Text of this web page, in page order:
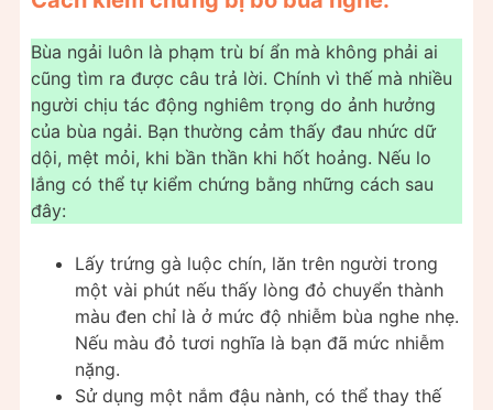
Bùa ngải luôn là phạm trù bí ẩn mà không phải ai
cũng tìm ra được câu trả lời. Chính vì thế mà nhiều
người chịu tác động nghiêm trọng do ảnh hưởng
của bùa ngải. Bạn thường cảm thấy đau nhức dữ
dội, mệt mỏi, khi bần thần khi hốt hoảng. Nếu lo
lắng có thể tự kiểm chứng bằng những cách sau
đây:
Lấy trứng gà luộc chín, lăn trên người trong
một vài phút nếu thấy lòng đỏ chuyển thành
màu đen chỉ là ở mức độ nhiễm bùa nghe nhẹ.
Nếu màu đỏ tươi nghĩa là bạn đã mức nhiễm
nặng.
Sử dụng một nắm đậu nành, có thể thay thế